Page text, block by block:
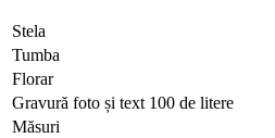
Stela
Tumba
Florar
Gravură foto și text 100 de litere
Măsuri